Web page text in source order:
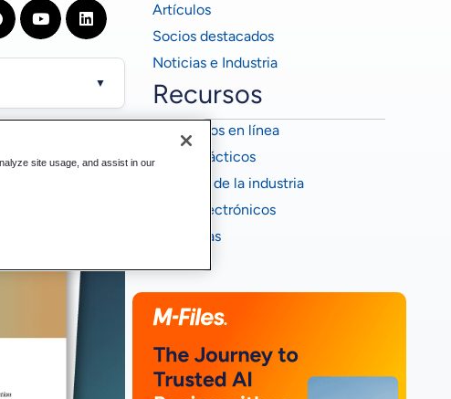
▼
Artículos
Socios destacados
Noticias e Industria
Recursos
Seminarios en línea
Casos prácticos
Informes de la industria
Libros electrónicos
Infografias
site usage, and assist in our